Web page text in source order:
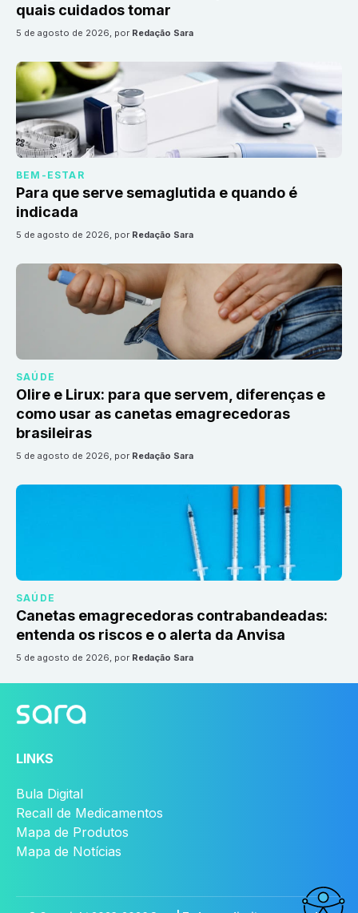
quais cuidados tomar
5 de agosto de 2026, por Redação Sara
BEM-ESTAR
Para que serve semaglutida e quando é
indicada
5 de agosto de 2026, por Redação Sara
SAÚDE
Olire e Lirux: para que servem, diferenças e
como usar as canetas emagrecedoras
brasileiras
5 de agosto de 2026, por Redação Sara
SAÚDE
Canetas emagrecedoras contrabandeadas:
entenda os riscos e o alerta da Anvisa
5 de agosto de 2026, por Redação Sara
LINKS
Bula Digital
Recall de Medicamentos
Mapa de Produtos
Mapa de Notícias